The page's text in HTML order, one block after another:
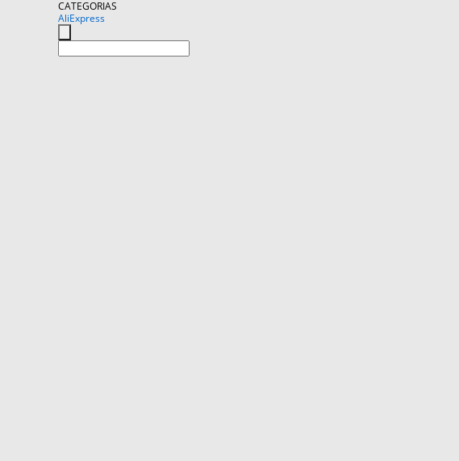
CATEGORIAS
AliExpress